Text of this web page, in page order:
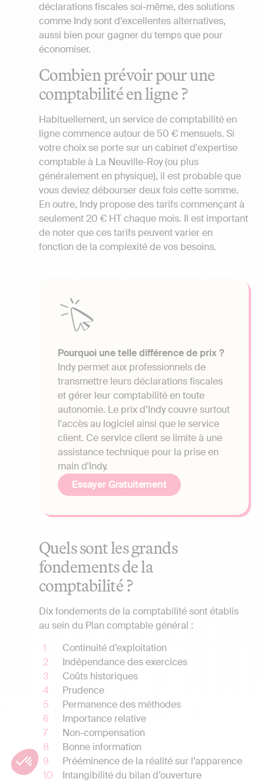
déclarations fiscales soi-même, des solutions
comme Indy sont d’excellentes alternatives,
aussi bien pour gagner du temps que pour
économiser.
Combien prévoir pour une
comptabilité en ligne ?
Habituellement, un service de comptabilité en
ligne commence autour de 50 € mensuels. Si
votre choix se porte sur un cabinet d'expertise
comptable à La Neuville-Roy (ou plus
généralement en physique), il est probable que
vous deviez débourser deux fois cette somme.
En outre, Indy propose des tarifs commençant à
seulement 20 € HT chaque mois. Il est important
de noter que ces tarifs peuvent varier en
fonction de la complexité de vos besoins.
Pourquoi une telle différence de prix ?
Indy permet aux professionnels de
transmettre leurs déclarations fiscales
et gérer leur comptabilité en toute
autonomie. Le prix d’Indy couvre surtout
l'accès au logiciel ainsi que le service
client. Ce service client se limite à une
assistance technique pour la prise en
main d'Indy.
Essayer Gratuitement
Quels sont les grands
fondements de la
comptabilité ?
Dix fondements de la comptabilité sont établis
au sein du Plan comptable général :
Continuité d’exploitation
Indépendance des exercices
Coûts historiques
Prudence
Permanence des méthodes
Importance relative
Non-compensation
Bonne information
Prééminence de la réalité sur l’apparence
Intangibilité du bilan d’ouverture